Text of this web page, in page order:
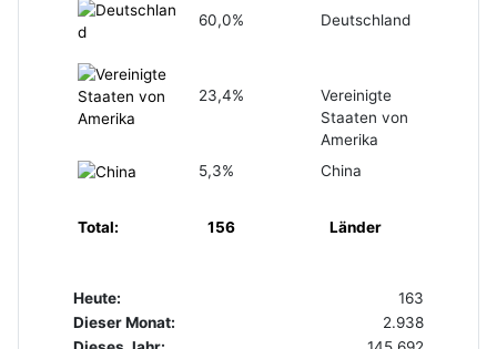
60,0% Deutschland
23,4%
Vereinigte
Staaten von
Amerika
5,3%
China
Total: 156 Länder
Heute:
163
Dieser Monat:
2.938